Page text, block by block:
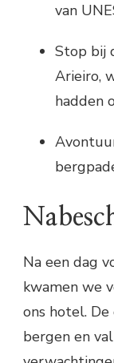
van
Stop bij
Arieiro,
hadden
Na een dag
kwamen we
ons hotel.
bergen en